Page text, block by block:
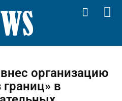
организацию
в